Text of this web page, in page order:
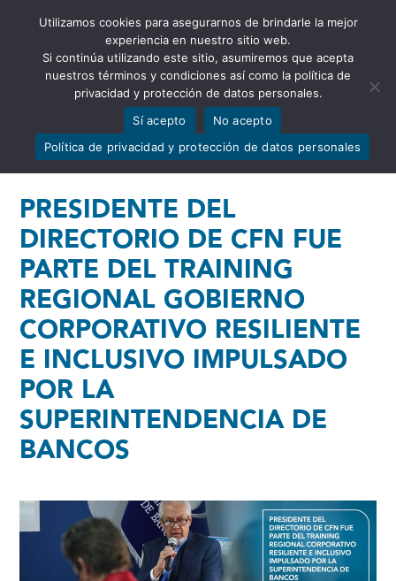
Abrir barra de herramientas
PRESIDENTE DEL
DIRECTORIO DE CFN FUE
PARTE DEL TRAINING
REGIONAL GOBIERNO
CORPORATIVO RESILIENTE
E INCLUSIVO IMPULSADO
POR LA
SUPERINTENDENCIA DE
BANCOS
Utilizamos cookies para asegurarnos de brindarle la mejor
experiencia en nuestro sitio web.
Si continúa utilizando este sitio, asumiremos que acepta
nuestros términos y condiciones así como la política de
privacidad y protección de datos personales.
Sí acepto
No acepto
Política de privacidad y protección de datos personales